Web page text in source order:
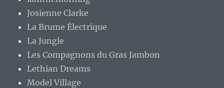
Josienne Clarke
La Brume Électrique
La Jungle
Les Compagnons du Gras Jambon
Lethian Dreams
Model Village